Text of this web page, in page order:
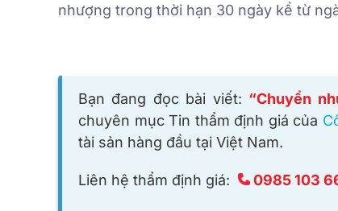
nhượng trong thời hạn 30 ngày kể từ
Bạn đang đọc bài viết: “Chuyển
chuyên mục Tin thẩm định giá của
tài sản hàng đầu tại Việt Nam.
Liên hệ thẩm định giá: 0985 103